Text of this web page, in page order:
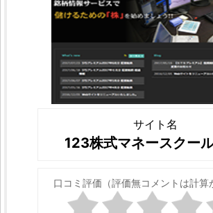
サイト名
123株式マネースクー
口コミ評価（評価無コメントは計算